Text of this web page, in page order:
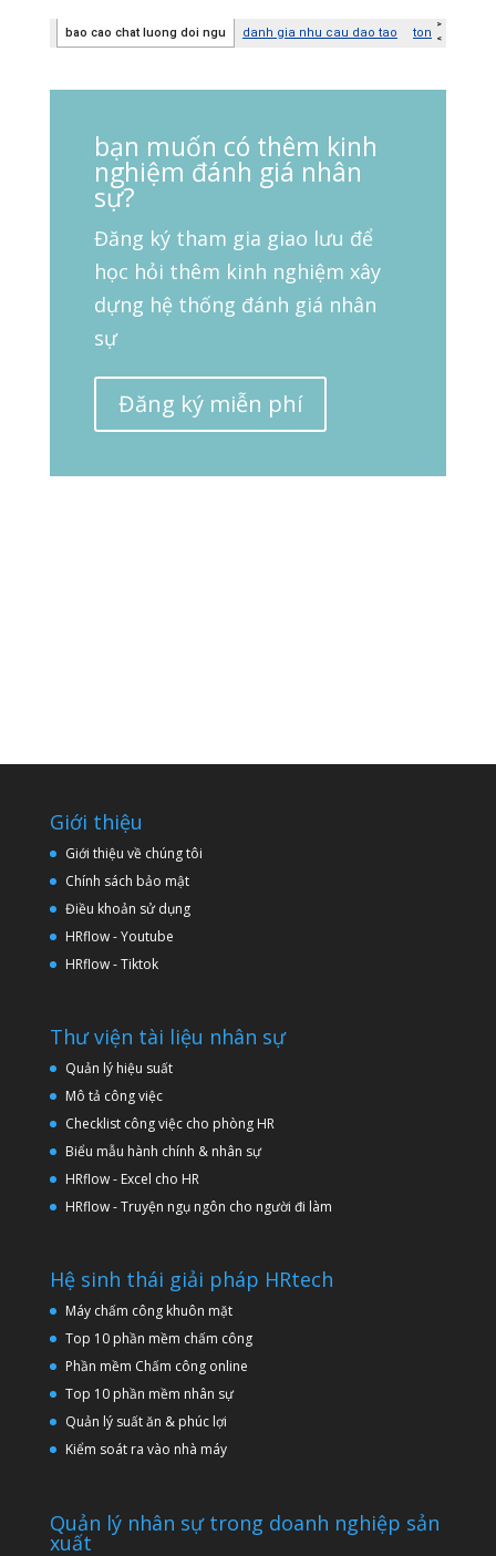
bạn muốn có thêm kinh
nghiệm đánh giá nhân
sự?
Đăng ký tham gia giao lưu để
học hỏi thêm kinh nghiệm xây
dựng hệ thống đánh giá nhân
sự
Đăng ký miễn phí
Giới thiệu
Giới thiệu về chúng tôi
Chính sách bảo mật
Điều khoản sử dụng
HRflow - Youtube
HRflow - Tiktok
Thư viện tài liệu nhân sự
Quản lý hiệu suất
Mô tả công việc
Checklist công việc cho phòng HR
Biểu mẫu hành chính & nhân sự
HRflow - Excel cho HR
HRflow - Truyện ngụ ngôn cho người đi làm
Hệ sinh thái giải pháp HRtech
Máy chấm công khuôn mặt
Top 10 phần mềm chấm công
Phần mềm Chấm công online
Top 10 phần mềm nhân sự
Quản lý suất ăn & phúc lợi
Kiểm soát ra vào nhà máy
Quản lý nhân sự trong doanh nghiệp sản
xuất